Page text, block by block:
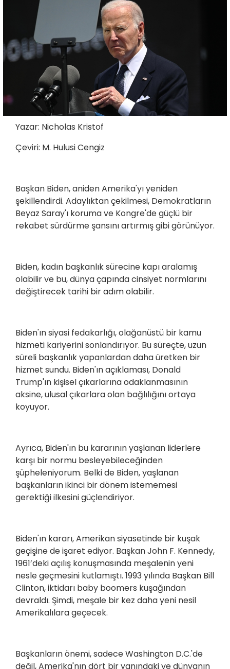
Yazar: Nicholas Kristof
Çeviri: M. Hulusi Cengiz
Başkan Biden, aniden Amerika'yı yeniden
şekillendirdi. Adaylıktan çekilmesi, Demokratların
Beyaz Saray'ı koruma ve Kongre'de güçlü bir
rekabet sürdürme şansını artırmış gibi görünüyor.
Biden, kadın başkanlık sürecine kapı aralamış
olabilir ve bu, dünya çapında cinsiyet normlarını
değiştirecek tarihi bir adım olabilir.
Biden'ın siyasi fedakarlığı, olağanüstü bir kamu
hizmeti kariyerini sonlandırıyor. Bu süreçte, uzun
süreli başkanlık yapanlardan daha üretken bir
hizmet sundu. Biden'ın açıklaması, Donald
Trump'ın kişisel çıkarlarına odaklanmasının
aksine, ulusal çıkarlara olan bağlılığını ortaya
koyuyor.
Ayrıca, Biden'ın bu kararının yaşlanan liderlere
karşı bir normu besleyebileceğinden
şüpheleniyorum. Belki de Biden, yaşlanan
başkanların ikinci bir dönem istememesi
gerektiği ilkesini güçlendiriyor.
Biden'ın kararı, Amerikan siyasetinde bir kuşak
geçişine de işaret ediyor. Başkan John F. Kennedy,
1961’deki açılış konuşmasında meşalenin yeni
nesle geçmesini kutlamıştı. 1993 yılında Başkan Bill
Clinton, iktidarı baby boomers kuşağından
devraldı. Şimdi, meşale bir kez daha yeni nesil
Amerikalılara geçecek.
Başkanların önemi, sadece Washington D.C.'de
değil, Amerika'nın dört bir yanındaki ve dünyanın